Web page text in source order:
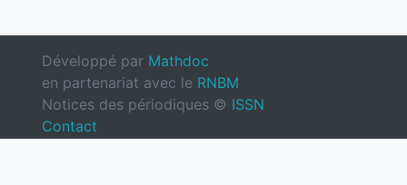
Développé par Mathdoc
en partenariat avec le RNBM
Notices des périodiques © ISSN
Contact